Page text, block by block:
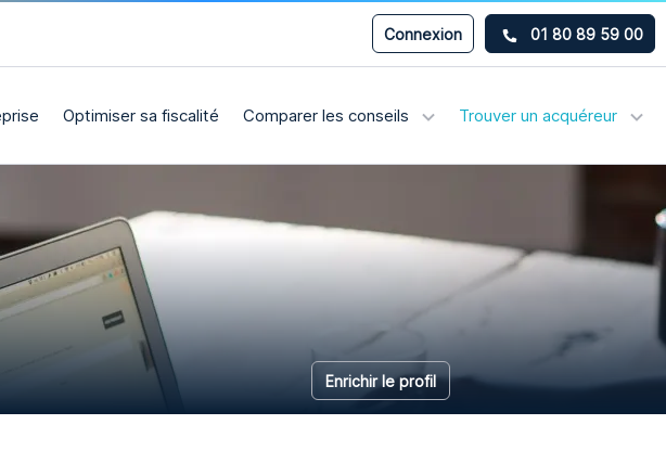
Connexion 01 80 89 59 00
Optimiser sa fiscalité Comparer les conseils Trouver un acquéreur
Enrichir le profil